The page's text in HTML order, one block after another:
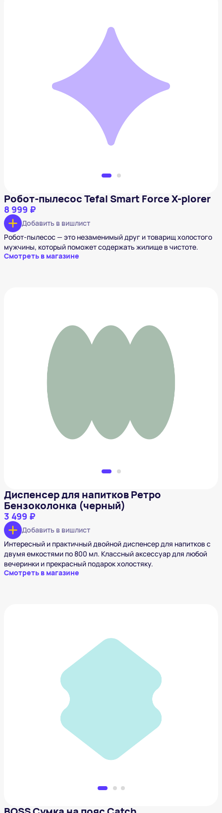
Робот-пылесос Tefal Smart Force X-plorer
Добавить в вишлист
Робот-пылесос Tefal Smart Force X-plorer
8 999 ₽
Добавить в вишлист
Робот-пылесос — это незаменимый друг и товарищ холостого
мужчины, который поможет содержать жилище в чистоте.
Смотреть в магазине
Диспенсер для напитков Ретро
Бензоколонка (черный)
3 499 ₽
Добавить в вишлист
Интересный и практичный двойной диспенсер для напитков с
двумя емкостями по 800 мл. Классный аксессуар для любой
вечеринки и прекрасный подарок холостяку.
Смотреть в магазине
BOSS Сумка на пояс Catch